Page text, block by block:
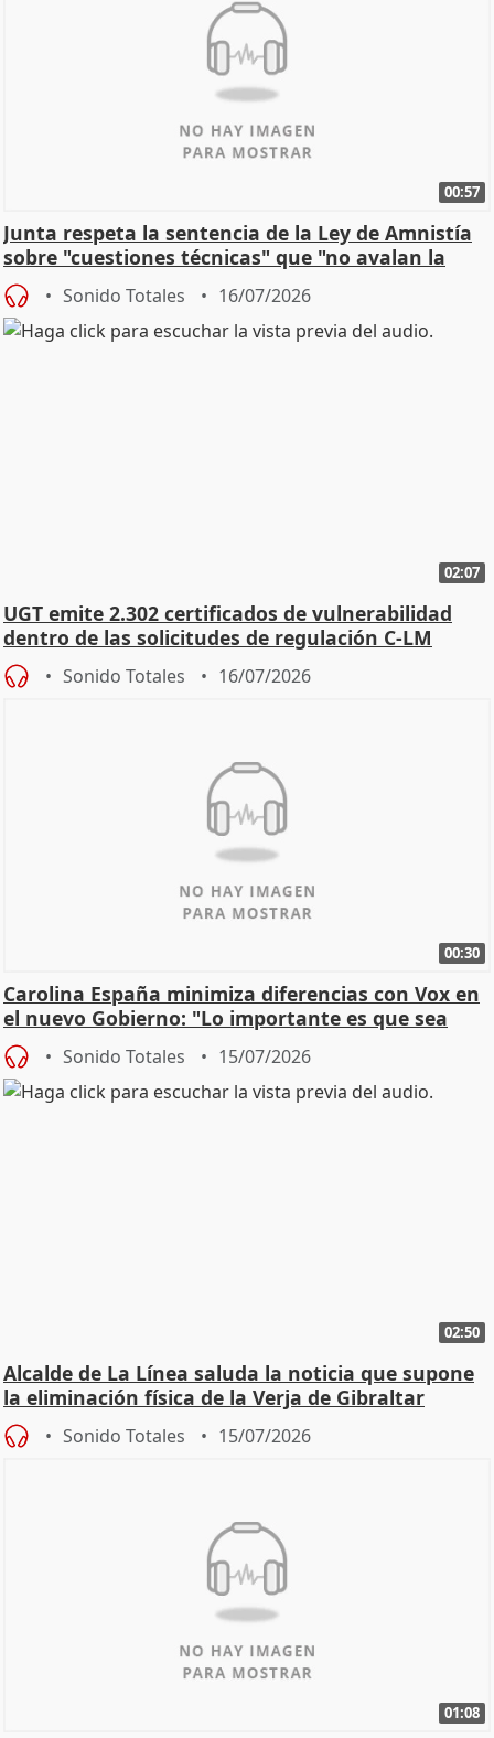
00:57
Junta respeta la sentencia de la Ley de Amnistía
sobre "cuestiones técnicas" que "no avalan la
const
Sonido Totales 16/07/2026
02:07
UGT emite 2.302 certificados de vulnerabilidad
dentro de las solicitudes de regulación C-LM
Sonido Totales 16/07/2026
00:30
Carolina España minimiza diferencias con Vox en
el nuevo Gobierno: "Lo importante es que sea
una leg
Sonido Totales 15/07/2026
02:50
Alcalde de La Línea saluda la noticia que supone
la eliminación física de la Verja de Gibraltar
Sonido Totales 15/07/2026
01:08